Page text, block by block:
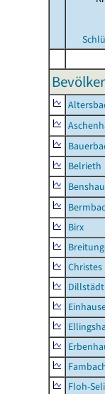
Belrieth
Birx
Christes
Dillstädt
Floh-